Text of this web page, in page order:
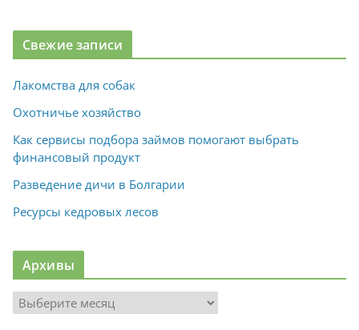
Свежие записи
Лакомства для собак
Охотничье хозяйство
Как сервисы подбора займов помогают выбрать
финансовый продукт
Разведение дичи в Болгарии
Ресурсы кедровых лесов
Архивы
р